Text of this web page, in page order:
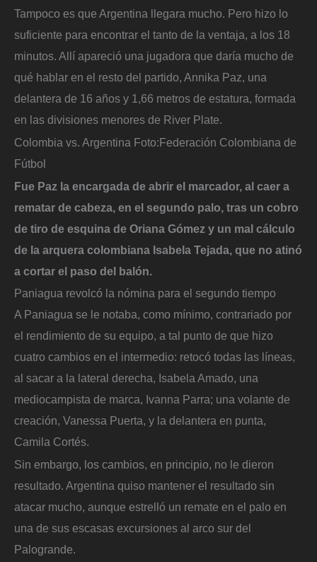
Tampoco es que Argentina llegara mucho. Pero hizo lo
suficiente para encontrar el tanto de la ventaja, a los 18
minutos. Allí apareció una jugadora que daría mucho de
qué hablar en el resto del partido, Annika Paz, una
delantera de 16 años y 1,66 metros de estatura, formada
en las divisiones menores de River Plate.
Colombia vs. Argentina Foto:Federación Colombiana de
Fútbol
Fue Paz la encargada de abrir el marcador, al caer a
rematar de cabeza, en el segundo palo, tras un cobro
de tiro de esquina de Oriana Gómez y un mal cálculo
de la arquera colombiana Isabela Tejada, que no atinó
a cortar el paso del balón.
Paniagua revolcó la nómina para el segundo tiempo
A Paniagua se le notaba, como mínimo, contrariado por
el rendimiento de su equipo, a tal punto de que hizo
cuatro cambios en el intermedio: retocó todas las líneas,
al sacar a la lateral derecha, Isabela Amado, una
mediocampista de marca, Ivanna Parra; una volante de
creación, Vanessa Puerta, y la delantera en punta,
Camila Cortés.
Sin embargo, los cambios, en principio, no le dieron
resultado. Argentina quiso mantener el resultado sin
atacar mucho, aunque estrelló un remate en el palo en
una de sus escasas excursiones al arco sur del
Palogrande.